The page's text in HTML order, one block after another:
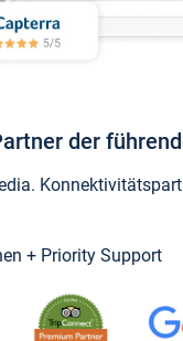
der
+ Priority Support